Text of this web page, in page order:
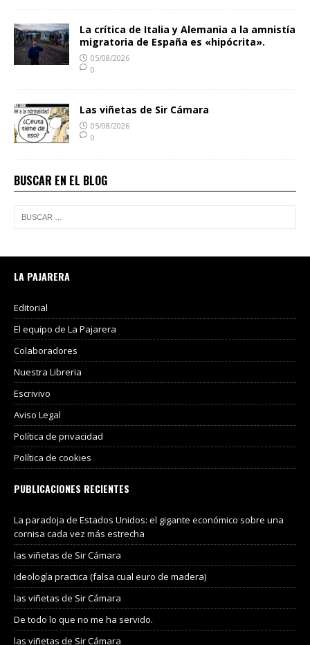
La crítica de Italia y Alemania a la amnistía
migratoria de España es «hipócrita».
05/08/2026
0
Las viñetas de Sir Cámara
05/08/2026
0
BUSCAR EN EL BLOG
LA PAJARERA
Editorial
El equipo de La Pajarera
Colaboradores
Nuestra Libreria
Escrivivo
Aviso Legal
Política de privacidad
Política de cookies
PUBLICACIONES RECIENTES
La paradoja de Estados Unidos: el gigante económico sobre una
cornisa cada vez más estrecha
las viñetas de Sir Cámara
Ideología practica (falsa cual euro de madera)
las viñetas de Sir Cámara
De todo lo que no me ha servido.
las viñetas de Sir Cámara